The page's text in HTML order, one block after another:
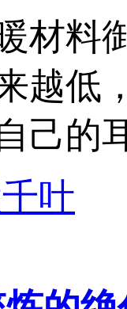
材料
越低
己的
叶